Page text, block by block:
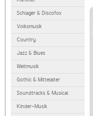
Schlager & Discofox
Volksmusik
Country
Jazz & Blues
Weltmusik
Gothic & Mittelalter
Soundtracks & Musical
Kinder-Musik